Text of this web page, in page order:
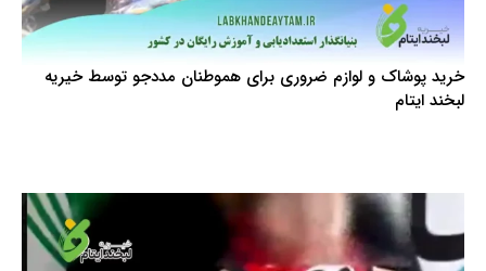
خرید پوشاک و لوازم ضروری برای هموطنان مددجو توسط خیریه
لبخند ایتام